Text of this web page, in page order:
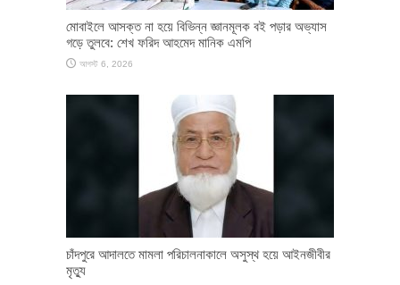
মোবাইলে আসক্ত না হয়ে বিভিন্ন জ্ঞানমূলক বই পড়ার অভ্যাস
গড়ে তুলবে: শেখ ফরিদ আহমেদ মানিক এমপি
আগস্ট 6, 2026
চাঁদপুরে আদালতে মামলা পরিচালনাকালে অসুস্থ হয়ে আইনজীবীর
মৃত্যু